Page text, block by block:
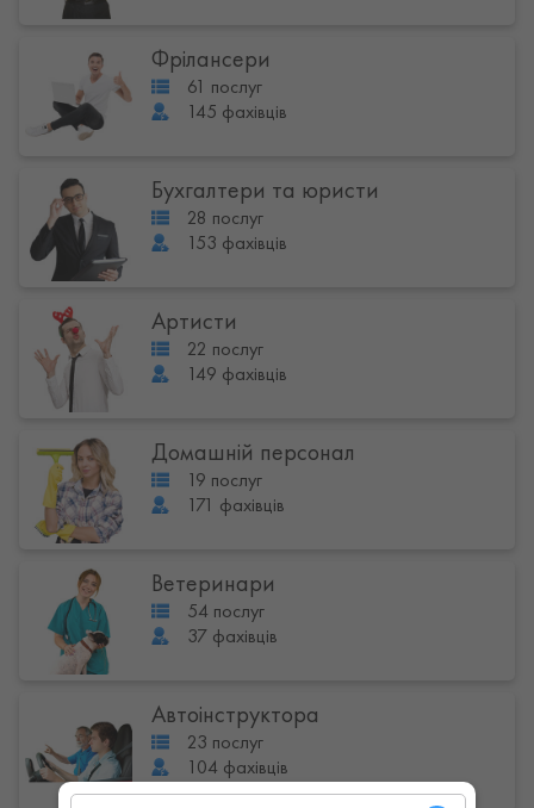
Фрілансери
61 послуг
145 фахівців
Бухгалтери та юристи
28 послуг
153 фахівців
Артисти
22 послуг
149 фахівців
Домашній персонал
19 послуг
171 фахівців
Ветеринари
54 послуг
37 фахівців
Автоінструктора
23 послуг
104 фахівців